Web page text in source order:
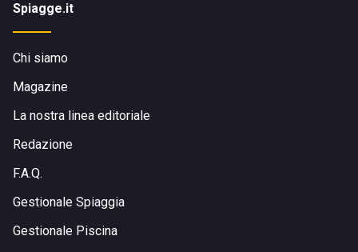
Spiagge.it
Chi siamo
Magazine
La nostra linea editoriale
Redazione
F.A.Q.
Gestionale Spiaggia
Gestionale Piscina